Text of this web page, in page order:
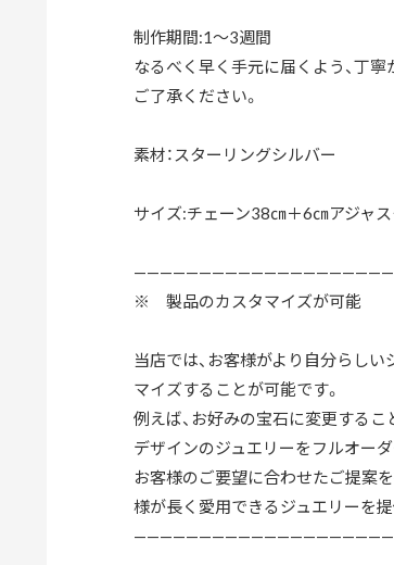
制作期間:1〜3週間
なるべく早く手元に届くよう、丁
ご了承ください。
素材：スターリングシルバー
サイズ:チェーン38㎝＋6㎝アジャ
※ 製品のカスタマイズが可能
当店では、お客様がより自分らし
マイズすることが可能です。
例えば、お好みの宝石に変更するこ
デザインのジュエリーをフルオー
お客様のご要望に合わせたご提案
様が長く愛用できるジュエリーを